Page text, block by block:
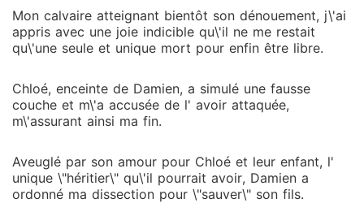
Mon calvaire atteignant bientôt son dénouement, j\'ai
appris avec une joie indicible qu\'il ne me restait
qu\'une seule et unique mort pour enfin être libre.
Chloé, enceinte de Damien, a simulé une fausse
couche et m\'a accusée de l' avoir attaquée,
m\'assurant ainsi ma fin.
Aveuglé par son amour pour Chloé et leur enfant, l'
unique \"héritier\" qu\'il pourrait avoir, Damien a
ordonné ma dissection pour \"sauver\" son fils.